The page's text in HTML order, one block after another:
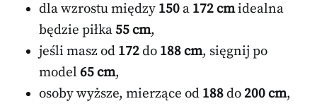
dla wzrostu między 150 a 172 cmidealna
będzie piłka55 cm,
jeśli masz od 172do 188 cm, sięgnij po
model65 cm,
osoby wyższe, mierzące od 188do 200 cm,